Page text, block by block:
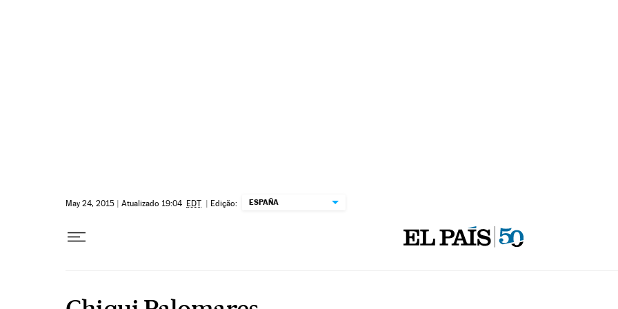
May 24, 2015 | Atualizado 19:04 EDT | Edição: ESPAÑA